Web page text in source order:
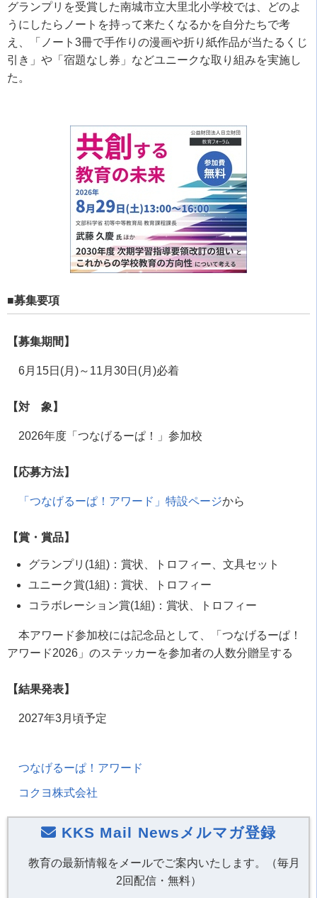
グランプリを受賞した南城市立大里北小学校では、どのよ
うにしたらノートを持って来たくなるかを自分たちで考
え、「ノート3冊で手作りの漫画や折り紙作品が当たるくじ
引き」や「宿題なし券」などユニークな取り組みを実施し
た。
■募集要項
【募集期間】
6月15日(月)～11月30日(月)必着
【対 象】
2026年度「つなげるーぱ！」参加校
【応募方法】
「つなげるーぱ！アワード」特設ページから
【賞・賞品】
グランプリ(1組)：賞状、トロフィー、文具セット
ユニーク賞(1組)：賞状、トロフィー
コラボレーション賞(1組)：賞状、トロフィー
本アワード参加校には記念品として、「つなげるーぱ！
アワード2026」のステッカーを参加者の人数分贈呈する
【結果発表】
2027年3月頃予定
つなげるーぱ！アワード
コクヨ株式会社
KKS Mail Newsメルマガ登録
教育の最新情報をメールでご案内いたします。（毎月
2回配信・無料）